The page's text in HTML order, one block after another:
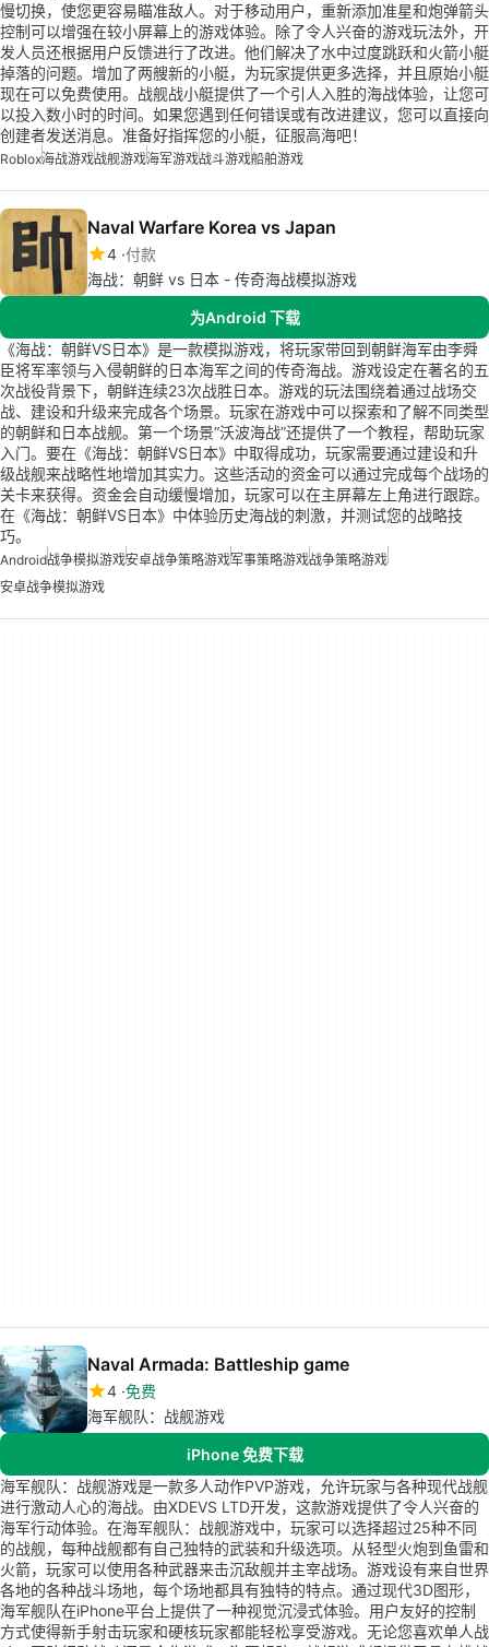
慢切换，使您更容易瞄准敌人。对于移动用户，重新添加准星和炮弹箭头
控制可以增强在较小屏幕上的游戏体验。除了令人兴奋的游戏玩法外，开
发人员还根据用户反馈进行了改进。他们解决了水中过度跳跃和火箭小艇
掉落的问题。增加了两艘新的小艇，为玩家提供更多选择，并且原始小艇
现在可以免费使用。战舰战小艇提供了一个引人入胜的海战体验，让您可
以投入数小时的时间。如果您遇到任何错误或有改进建议，您可以直接向
创建者发送消息。准备好指挥您的小艇，征服高海吧！
Roblox海战游戏战舰游戏海军游戏战斗游戏船舶游戏
Naval Warfare Korea vs Japan
4 付款
海战：朝鲜 vs 日本 - 传奇海战模拟游戏
为Android 下载
《海战：朝鲜VS日本》是一款模拟游戏，将玩家带回到朝鲜海军由李舜
臣将军率领与入侵朝鲜的日本海军之间的传奇海战。游戏设定在著名的五
次战役背景下，朝鲜连续23次战胜日本。游戏的玩法围绕着通过战场交
战、建设和升级来完成各个场景。玩家在游戏中可以探索和了解不同类型
的朝鲜和日本战舰。第一个场景“沃波海战”还提供了一个教程，帮助玩家
入门。要在《海战：朝鲜VS日本》中取得成功，玩家需要通过建设和升
级战舰来战略性地增加其实力。这些活动的资金可以通过完成每个战场的
关卡来获得。资金会自动缓慢增加，玩家可以在主屏幕左上角进行跟踪。
在《海战：朝鲜VS日本》中体验历史海战的刺激，并测试您的战略技
巧。
Android战争模拟游戏安卓战争策略游戏军事策略游戏战争策略游戏
安卓战争模拟游戏
Naval Armada: Battleship game
4 免费
海军舰队：战舰游戏
iPhone 免费下载
海军舰队：战舰游戏是一款多人动作PVP游戏，允许玩家与各种现代战舰
进行激动人心的海战。由XDEVS LTD开发，这款游戏提供了令人兴奋的
海军行动体验。在海军舰队：战舰游戏中，玩家可以选择超过25种不同
的战舰，每种战舰都有自己独特的武装和升级选项。从轻型火炮到鱼雷和
火箭，玩家可以使用各种武器来击沉敌舰并主宰战场。游戏设有来自世界
各地的各种战斗场地，每个场地都具有独特的特点。通过现代3D图形，
海军舰队在iPhone平台上提供了一种视觉沉浸式体验。用户友好的控制
方式使得新手射击玩家和硬核玩家都能轻松享受游戏。无论您喜欢单人战